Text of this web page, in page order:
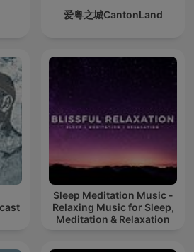
爱粤之城CantonLand
Sleep Meditation Music -
Relaxing Music for Sleep,
Meditation & Relaxation